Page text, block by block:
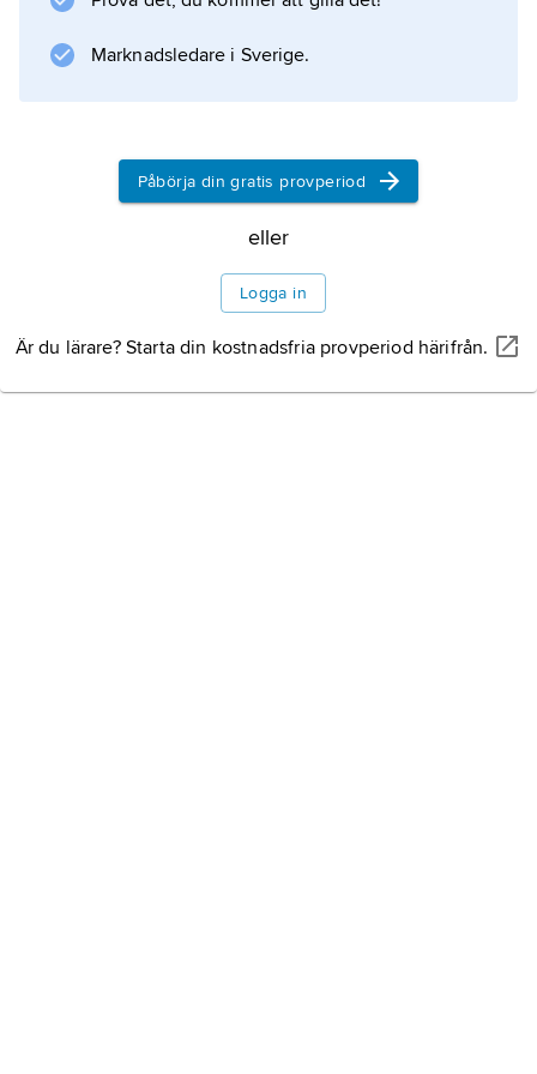
karaktär med ett stort antal sjöar och
Information om artikeln
Marknadsledare i Sverige.
Påbörja din gratis provperiod
eller
Logga in
Är du lärare? Starta din kostnadsfria provperiod härifrån.